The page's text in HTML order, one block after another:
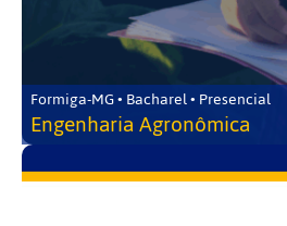
Formiga-MG • Bacharel • Presencial
Engenharia Agronômica